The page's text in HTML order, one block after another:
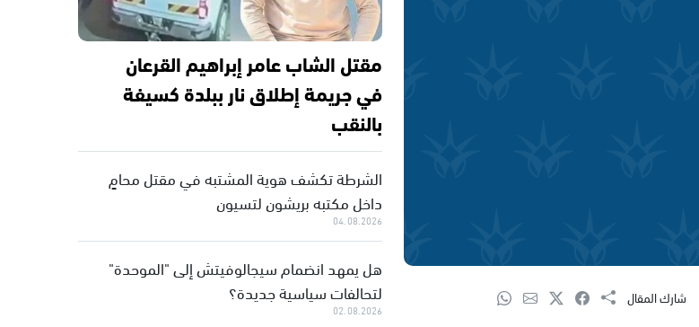
شارك المقال
مقتل الشاب عامر إبراهيم القرعان
في جريمة إطلاق نار ببلدة كسيفة
بالنقب
الشرطة تكشف هوية المشتبه في مقتل محامٍ
داخل مكتبه بريشون لتسيون
04.08.2026
هل يمهد انضمام سيجالوفيتش إلى "الموحدة"
لتحالفات سياسية جديدة؟
02.08.2026